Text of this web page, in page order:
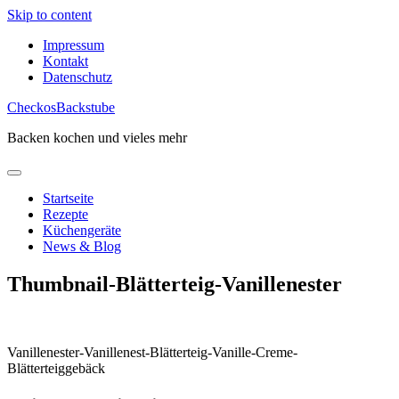
Skip to content
Impressum
Kontakt
Datenschutz
CheckosBackstube
Backen kochen und vieles mehr
Startseite
Rezepte
Küchengeräte
News & Blog
Thumbnail-Blätterteig-Vanillenester
Vanillenester-Vanillenest-Blätterteig-Vanille-Creme-
Blätterteiggebäck